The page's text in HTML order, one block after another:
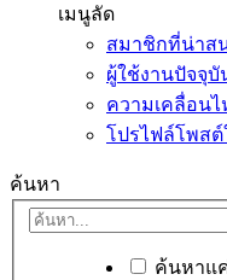
เมนูลัด
สมาชิกที่น่าส
ผู้ใช้งานปัจจุบั
ความเคลื่อน
โปรไฟล์โพส
ค้นหา
ค้นหาแ